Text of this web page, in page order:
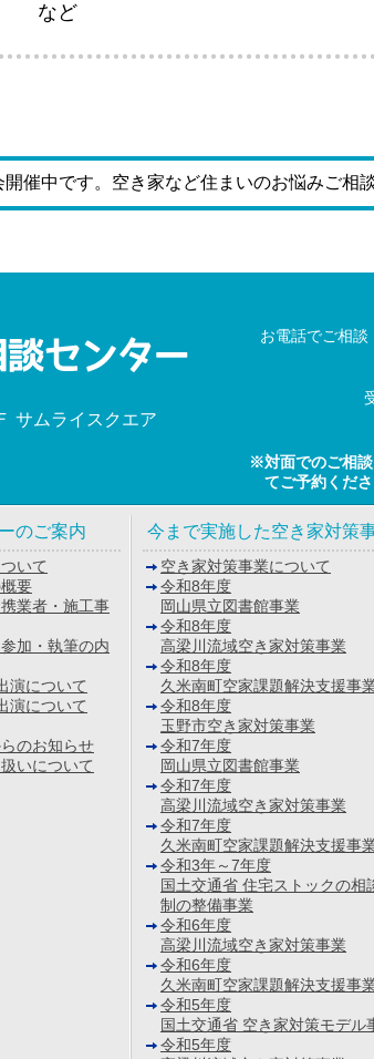
など
催中です。空き家など住まいのお悩みご相談
サムライスクエア
お電話でご相談
※対面でのご相
てご予約くださ
のご案内
いて
要
業者・施工事
加・執筆の内
演について
演について
のお知らせ
いについて
今まで実施した空き家対策
空き家対策事業について
令和8年度
岡山県立図書館事業
令和8年度
高梁川流域空き家対策事業
令和8年度
久米南町空家課題解決支援事
令和8年度
玉野市空き家対策事業
令和7年度
岡山県立図書館事業
令和7年度
高梁川流域空き家対策事業
令和7年度
久米南町空家課題解決支援事
令和3年～7年度
国土交通省 住宅ストックの相
制の整備事業
令和6年度
高梁川流域空き家対策事業
令和6年度
久米南町空家課題解決支援事
令和5年度
国土交通省 空き家対策モデル
令和5年度